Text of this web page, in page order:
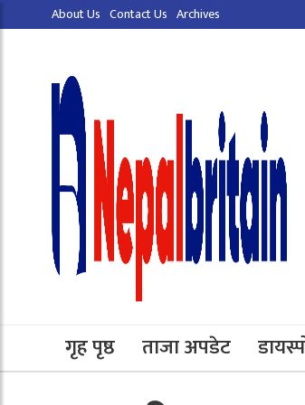
About Us Contact Us Archives
गृह पृष्ठ ताजा अपडेट